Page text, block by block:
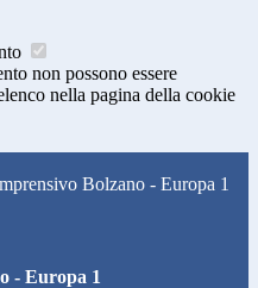
non possono essere
nella pagina della cookie
Bolzano - Europa 1
- Europa 1